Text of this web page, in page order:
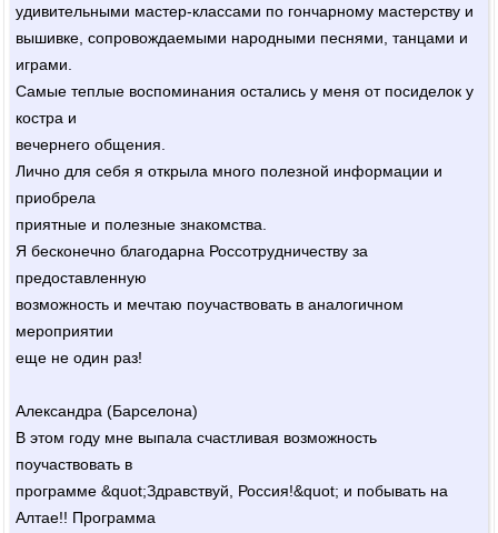
удивительными мастер-классами по гончарному мастерству и
вышивке, сопровождаемыми народными песнями, танцами и
играми.
Самые теплые воспоминания остались у меня от посиделок у
костра и
вечернего общения.
Лично для себя я открыла много полезной информации и
приобрела
приятные и полезные знакомства.
Я бесконечно благодарна Россотрудничеству за
предоставленную
возможность и мечтаю поучаствовать в аналогичном
мероприятии
еще не один раз!
Александра (Барселона)
В этом году мне выпала счастливая возможность
поучаствовать в
программе &quot;Здравствуй, Россия!&quot; и побывать на
Алтае!! Программа